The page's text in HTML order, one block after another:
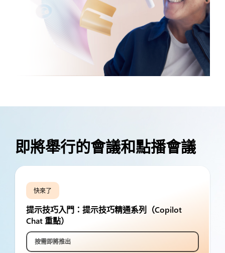
即將舉行的會議和點播會議
快來了
提示技巧入門：提示技巧精通系列（Copilot
Chat 重點）
按需即將推出